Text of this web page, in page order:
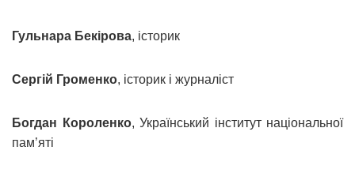
Гульнара Бекірова, історик
Сергій Громенко, історик і журналіст
Богдан Короленко, Український інститут національної
пам’яті